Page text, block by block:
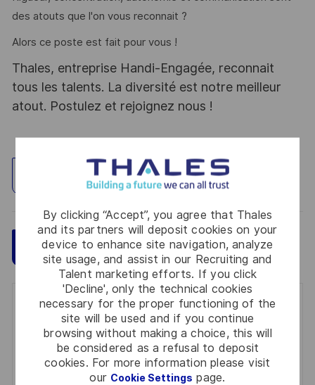
By clicking “Accept”, you agree that Thales
and its partners will deposit cookies on your
device to enhance site navigation, analyze
site usage, and assist in our Recruiting and
Talent marketing efforts. If you click
'Decline', only the technical cookies
necessary for the proper functioning of the
site will be used and if you continue
browsing without making a choice, this will
be considered as a refusal to deposit
cookies. For more information please visit
our Cookie Settings page.
des atouts que l'on vous reconnait ?
Alors ce poste est fait pour vous !
Thales, entreprise Handi-Engagée, reconnait
tous les talents. La diversité est notre meilleur
atout. Postulez et rejoignez nous !
Explore Location
Apply Now Save
Get notified for similar jobs
You'll receive updates once a week
Enter